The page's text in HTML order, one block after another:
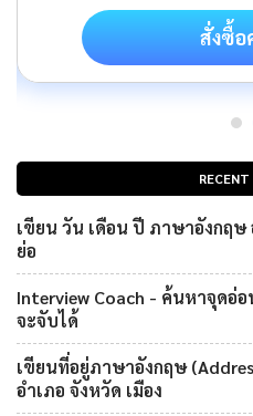
เขียน วัน เดือน ปี ภาษาอังกฤษ
ย่อ
Interview Coach - ค้นหาจุดอ่
จะจับได้
เขียนที่อยู่ภาษาอังกฤษ
อำเภอ จังหวัด เมือง
สั่งซื้อ